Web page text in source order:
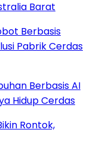
Barat
Berbasis
Pabrik Cerdas
Berbasis AI
Hidup Cerdas
Rontok,